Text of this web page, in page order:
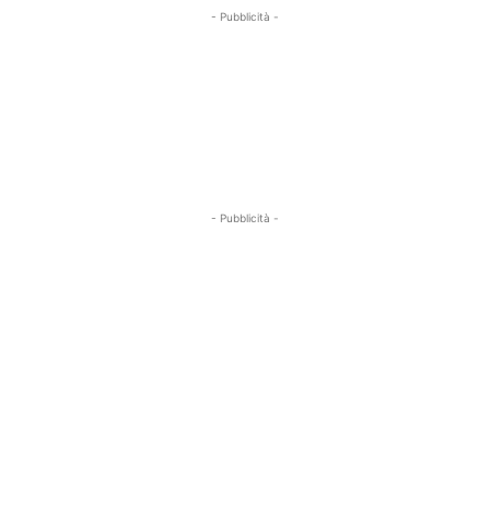
- Pubblicità -
- Pubblicità -